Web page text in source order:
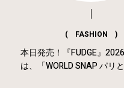
( FASHION )
本日発売！『FUDGE』
は、「WORLD SNAP パリ